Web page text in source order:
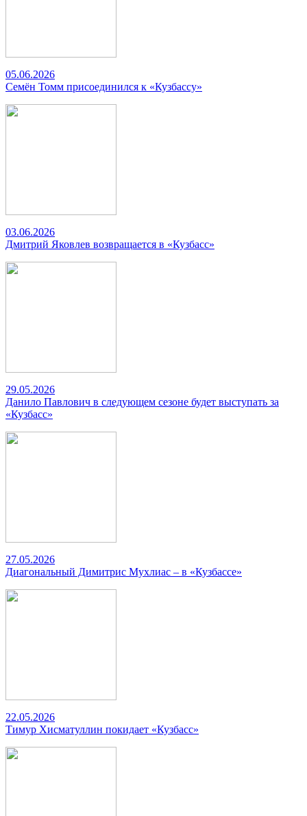
05.06.2026
Семён Томм присоединился к «Кузбассу»
03.06.2026
Дмитрий Яковлев возвращается в «Кузбасс»
29.05.2026
Данило Павлович в следующем сезоне будет выступать за
«Кузбасс»
27.05.2026
Диагональный Димитрис Мухлиас – в «Кузбассе»
22.05.2026
Тимур Хисматуллин покидает «Кузбасс»